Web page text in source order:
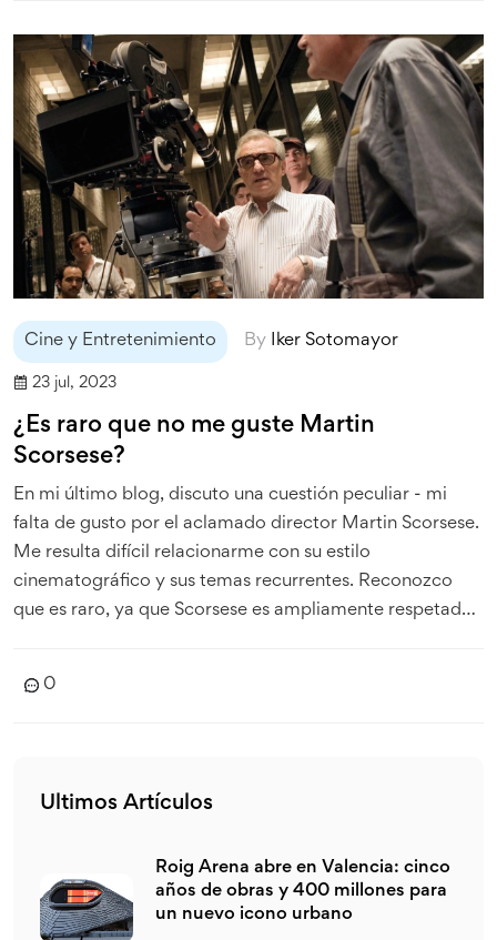
Cine y Entretenimiento By Iker Sotomayor
23 jul, 2023
¿Es raro que no me guste Martin
Scorsese?
En mi último blog, discuto una cuestión peculiar - mi
falta de gusto por el aclamado director Martin Scorsese.
Me resulta difícil relacionarme con su estilo
cinematográfico y sus temas recurrentes. Reconozco
que es raro, ya que Scorsese es ampliamente respetado
Aunque no disfruto su trabajo, respeto su talento y su
0
Ultimos Artículos
Roig Arena abre en Valencia: cinco
años de obras y 400 millones para
un nuevo icono urbano